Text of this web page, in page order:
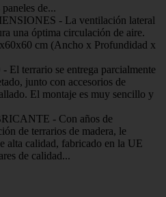
de...
- La ventilación lateral
una óptima circulación de aire.
cm (Ancho x Profundidad x
terrario se entrega parcialmente
junto con accesorios de
El montaje es muy sencillo y
- Con años de
de terrarios de madera, le
alta calidad, fabricado en la UE
de calidad...